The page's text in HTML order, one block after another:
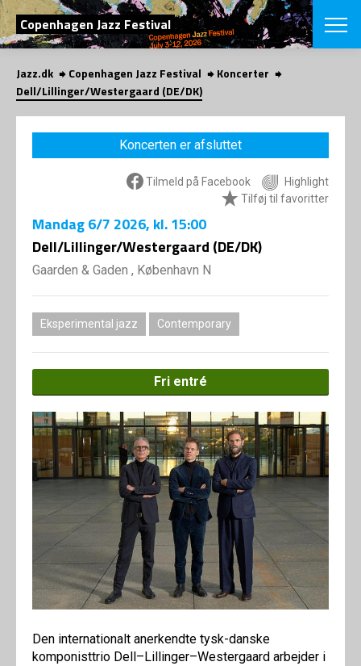
SØG
Copenhagen Jazz Festival
English
VÆLG
VINTERJAZZ
Temaer
LOCATIONS
Venues &
Jazz.dk Copenhagen Jazz Festival
Koncerter
Dell/Lillinger/Westergaard (DE/DK)
Koncerten er afsluttet
Tilmeld på Facebook
Highlight
Tilføj til favoritter
Mandag6/7 2026, kl. 15:00
Dell/Lillinger/Westergaard (DE/DK)
Gaarden & Gaden , København N
Eksperimental jazz Contemporary
Fri entré
Den internationalt anerkendte tysk-danske
komponisttrio Dell–Lillinger–Westergaard arbejder i